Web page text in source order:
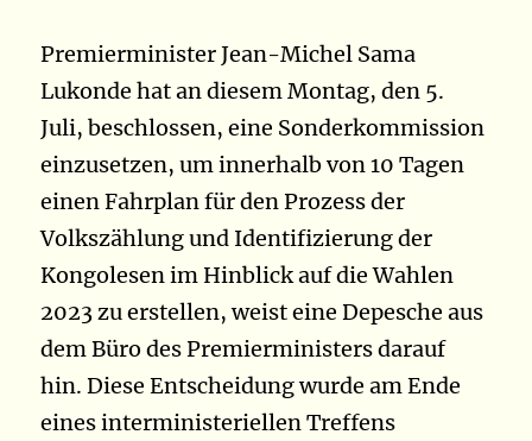
Premierminister Jean-Michel Sama
Lukonde hat an diesem Montag, den 5.
Juli, beschlossen, eine Sonderkommission
einzusetzen, um innerhalb von 10 Tagen
einen Fahrplan für den Prozess der
Volkszählung und Identifizierung der
Kongolesen im Hinblick auf die Wahlen
2023 zu erstellen, weist eine Depesche aus
dem Büro des Premierministers darauf
hin. Diese Entscheidung wurde am Ende
eines interministeriellen Treffens